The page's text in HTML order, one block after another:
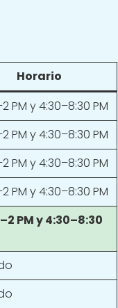
Horario
PM y 4:30–8:30 PM
PM y 4:30–8:30 PM
PM y 4:30–8:30 PM
PM y 4:30–8:30 PM
PM y 4:30–8:30